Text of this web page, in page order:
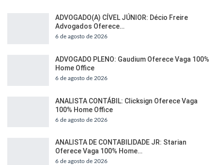
ADVOGADO(A) CÍVEL JÚNIOR: Décio Freire
Advogados Oferece…
6 de agosto de 2026
ADVOGADO PLENO: Gaudium Oferece Vaga 100%
Home Office
6 de agosto de 2026
ANALISTA CONTÁBIL: Clicksign Oferece Vaga
100% Home Office
6 de agosto de 2026
ANALISTA DE CONTABILIDADE JR: Starian
Oferece Vaga 100% Home…
6 de agosto de 2026